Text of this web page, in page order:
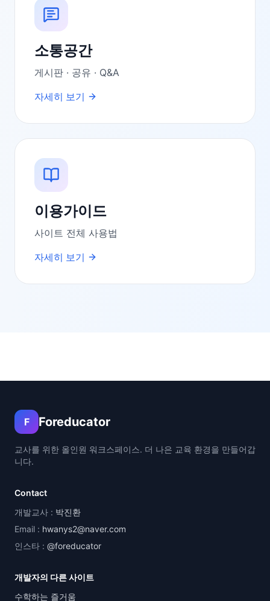
소통공간
게시판 · 공유 · Q&A
자세히 보기
이용가이드
사이트 전체 사용법
자세히 보기
F Foreducator
교사를 위한 올인원 워크스페이스. 더 나은 교육 환경을 만들어갑
니다.
Contact
개발교사 : 박진환
Email : hwanys2@naver.com
인스타 : @foreducator
개발자의 다른 사이트
수학하는 즐거움